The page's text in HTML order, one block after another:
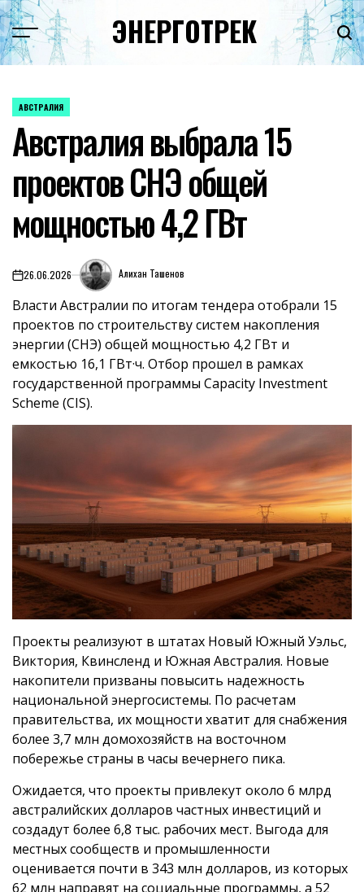
Перейти
к
содержимому
ЭНЕРГОТРЕК
ОПУБЛИКОВАНО
АВСТРАЛИЯ
Австралия выбрала 15
проектов СНЭ общей
мощностью 4,2 ГВт
on26.06.2026 Алихан Ташенов
Власти Австралии по итогам тендера отобрали 15
проектов по строительству систем накопления
энергии (СНЭ) общей мощностью 4,2 ГВт и
емкостью 16,1 ГВт·ч. Отбор прошел в рамках
государственной программы Capacity Investment
Scheme (CIS).
Проекты реализуют в штатах Новый Южный Уэльс,
Виктория, Квинсленд и Южная Австралия. Новые
накопители призваны повысить надежность
национальной энергосистемы. По расчетам
правительства, их мощности хватит для снабжения
более 3,7 млн домохозяйств на восточном
побережье страны в часы вечернего пика.
Ожидается, что проекты привлекут около 6 млрд
австралийских долларов частных инвестиций и
создадут более 6,8 тыс. рабочих мест. Выгода для
местных сообществ и промышленности
оценивается почти в 343 млн долларов, из которых
62 млн направят на социальные программы, а 52